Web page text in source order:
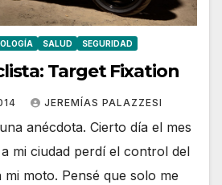
SALUD SEGURIDAD
Target Fixation
JEREMÍAS PALAZZESI
anécdota. Cierto día el mes
mi ciudad perdí el control del
moto. Pensé que solo me